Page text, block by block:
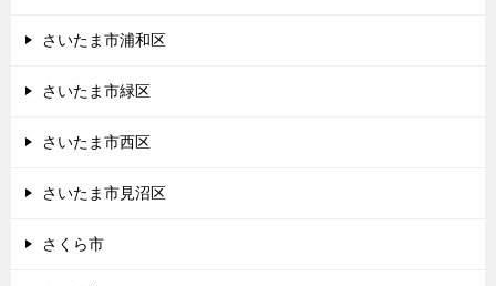
さいたま市浦和区
さいたま市緑区
さいたま市西区
さいたま市見沼区
さくら市